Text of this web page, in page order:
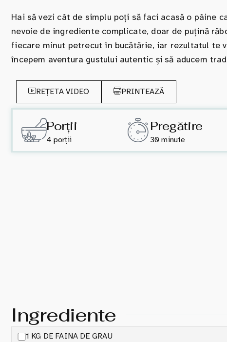
Hai să vezi cât de simplu poți să faci acasă o pâine
nevoie de ingrediente complicate, doar de puțină
fiecare minut petrecut în bucătărie, iar rezultatul te
începem aventura gustului autentic și să aducem
REȚETA VIDEO PRINTEAZĂ
Porții
4 porții
Pregătire
30 minute
Ingrediente
1 KG DE FAINA DE GRAU